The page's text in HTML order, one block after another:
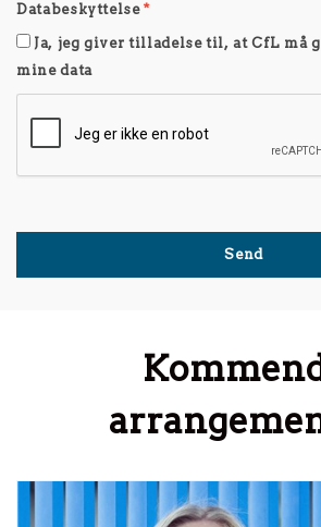
Databeskyttelse*
Ja, jeg giver tilladelse til, at CfL må
mine data